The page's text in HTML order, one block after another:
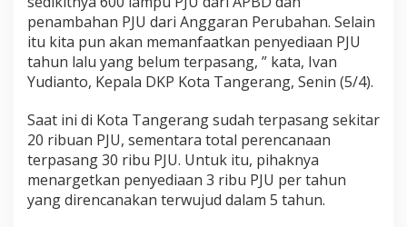
penambahan PJU dari Anggaran Perubahan. Selain
itu kita pun akan memanfaatkan penyediaan PJU
tahun lalu yang belum terpasang, ” kata, Ivan
Yudianto, Kepala DKP Kota Tangerang, Senin (5/4).
Saat ini di Kota Tangerang sudah terpasang sekitar
20 ribuan PJU, sementara total perencanaan
terpasang 30 ribu PJU. Untuk itu, pihaknya
menargetkan penyediaan 3 ribu PJU per tahun
yang direncanakan terwujud dalam 5 tahun.